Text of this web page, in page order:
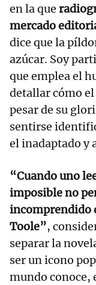
en la que
mercado
dice que la
azúcar. Soy
que emplea el
detallar cómo
pesar de su
sentirse
el inadaptado y
“Cuando uno
imposible no
incomprendido
Toole”,
separar la
ser un icono
mundo conoce,